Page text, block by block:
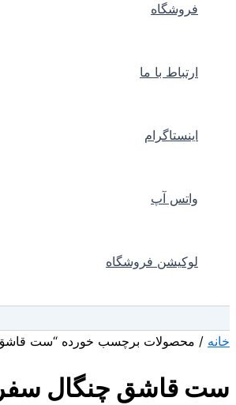
فروشگاه
ارتباط با ما
اینستاگرام
واتس آپ
لوکیشن فروشگاه
خانه / محصولات برچسب خورده “ست
ست قاشق چنگال